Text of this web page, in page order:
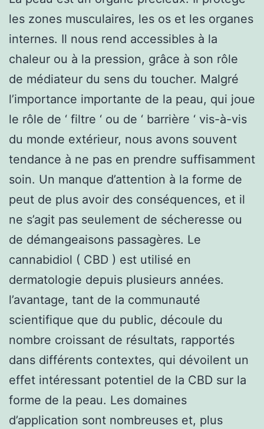
les zones musculaires, les os et les organes
internes. Il nous rend accessibles à la
chaleur ou à la pression, grâce à son rôle
de médiateur du sens du toucher. Malgré
l’importance importante de la peau, qui joue
le rôle de ‘ filtre ‘ ou de ‘ barrière ‘ vis-à-vis
du monde extérieur, nous avons souvent
tendance à ne pas en prendre suffisamment
soin. Un manque d’attention à la forme de
peut de plus avoir des conséquences, et il
ne s’agit pas seulement de sécheresse ou
de démangeaisons passagères. Le
cannabidiol ( CBD ) est utilisé en
dermatologie depuis plusieurs années.
l’avantage, tant de la communauté
scientifique que du public, découle du
nombre croissant de résultats, rapportés
dans différents contextes, qui dévoilent un
effet intéressant potentiel de la CBD sur la
forme de la peau. Les domaines
d’application sont nombreuses et, plus